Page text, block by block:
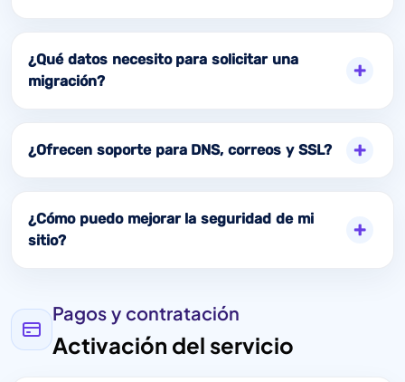
¿Qué datos necesito para solicitar una
migración?
¿Ofrecen soporte para DNS, correos y SSL?
¿Cómo puedo mejorar la seguridad de mi
sitio?
Pagos y contratación
Activación del servicio